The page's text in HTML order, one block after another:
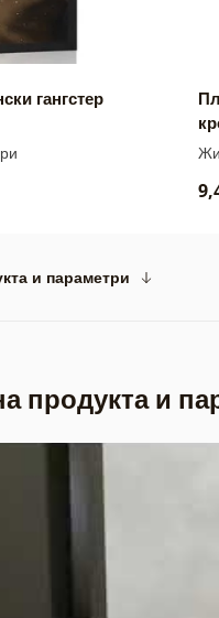
гангстер
и параметри
продукта и